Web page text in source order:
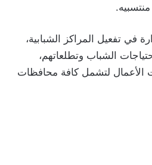
في تفعيل المراكز الشبابية،
الشباب وتطلعاتهم،
الأعمال لتشمل كافة محافظات